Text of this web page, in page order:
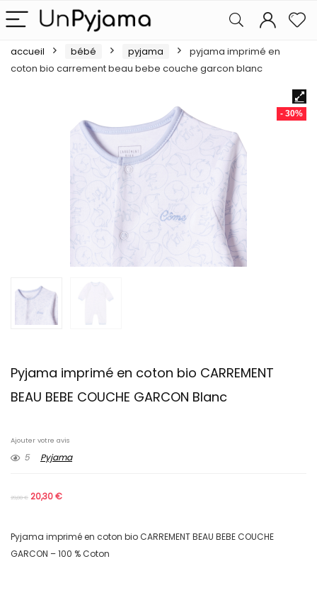
accueil bébé pyjama
pyjama imprimé en
coton bio carrement beau bebe couche garcon blanc
- 30%
Pyjama imprimé en coton bio CARREMENT
BEAU BEBE COUCHE GARCON Blanc
Ajouter votre avis
5 Pyjama
29,00€ 20,30€
Pyjama imprimé en coton bio CARREMENT BEAU BEBE COUCHE
GARCON – 100 % Coton